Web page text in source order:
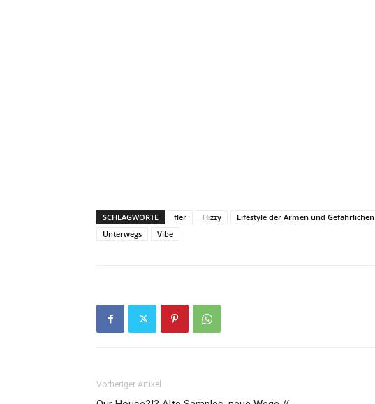
SCHLAGWORTE fler Flizzy Lifestyle der Armen und Gefährlichen
Unterwegs
Vibe
Vorheriger Artikel